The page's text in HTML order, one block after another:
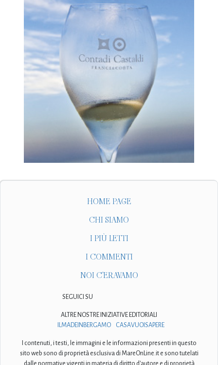
HOME PAGE
CHI SIAMO
I PIÙ LETTI
I COMMENTI
NOI C'ERAVAMO
SEGUICI SU
ALTRE NOSTRE INIZIATIVE EDITORIALI
ILMADEINBERGAMO
CASAVUOISAPERE
I contenuti, i testi, le immagini e le informazioni presenti in questo
sito web sono di proprietà esclusiva di MareOnLine.it e sono tutelati
dalle normative vigenti in materia di diritto d'autore e di proprietà